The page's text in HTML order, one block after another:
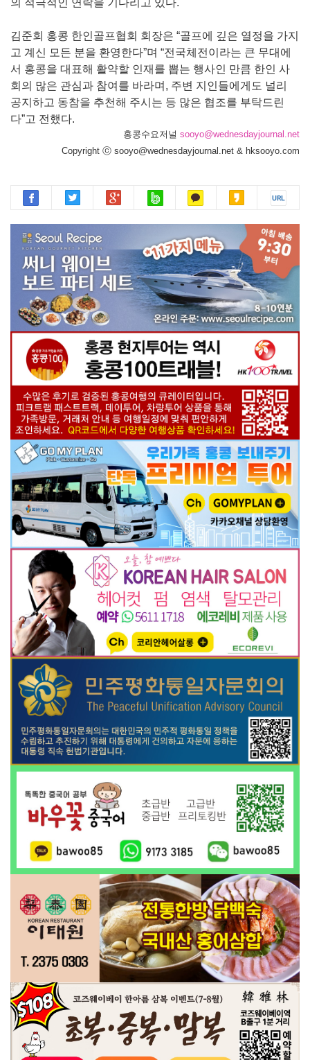
의 적극적인 연락을 기다리고 있다.
김준회 홍콩 한인골프협회 회장은 “골프에 깊은 열정을 가지
고 계신 모든 분을 환영한다”며 “전국체전이라는 큰 무대에
서 홍콩을 대표해 활약할 인재를 뽑는 행사인 만큼 한인 사
회의 많은 관심과 참여를 바라며, 주변 지인들에게도 널리
공지하고 동참을 추천해 주시는 등 많은 협조를 부탁드린
다”고 전했다.
홍콩수요저널 sooyo@wednesdayjournal.net
Copyright ⓒ sooyo@wednesdayjournal.net & hksooyo.com